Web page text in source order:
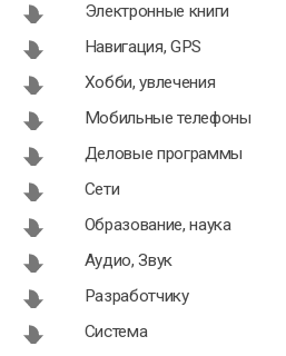
Электронные книги
Навигация, GPS
Хобби, увлечения
Мобильные телефоны
Деловые программы
Сети
Образование, наука
Аудио, Звук
Разработчику
Система